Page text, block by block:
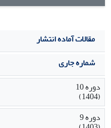
مقالات آماده انتشار
شماره جاری
دوره 10
(1404)
دوره 9